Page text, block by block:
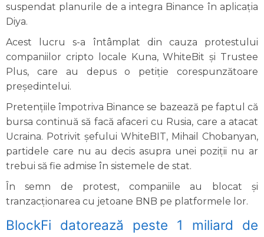
suspendat planurile de a integra Binance în aplicația
Diya.
Acest lucru s-a întâmplat din cauza protestului
companiilor cripto locale Kuna, WhiteBit și Trustee
Plus, care au depus o petiție corespunzătoare
președintelui.
Pretențiile împotriva Binance se bazează pe faptul că
bursa continuă să facă afaceri cu Rusia, care a atacat
Ucraina. Potrivit șefului WhiteBIT, Mihail Chobanyan,
partidele care nu au decis asupra unei poziții nu ar
trebui să fie admise în sistemele de stat.
În semn de protest, companiile au blocat și
tranzacționarea cu jetoane BNB pe platformele lor.
BlockFi datorează peste 1 miliard de